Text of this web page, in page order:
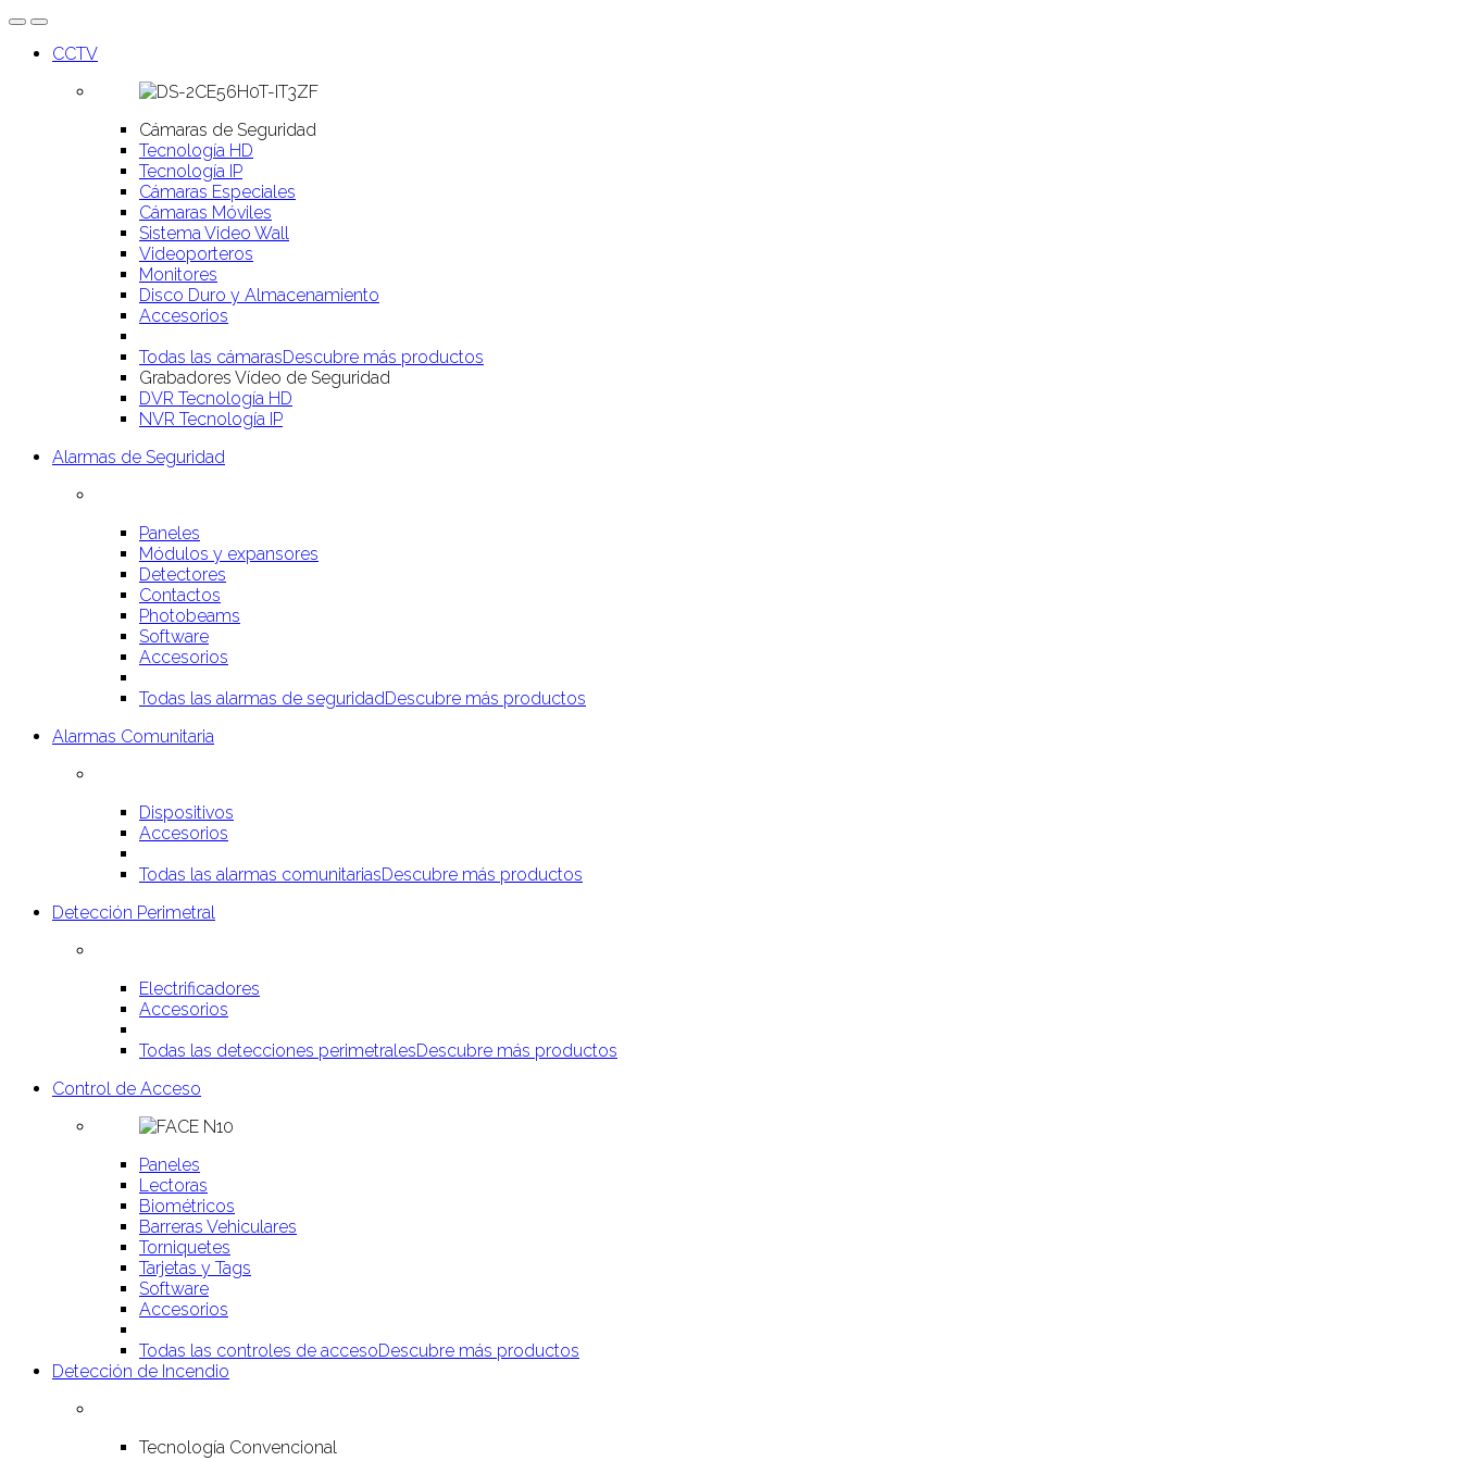
CCTV
Cámaras de Seguridad
Tecnología HD
Tecnología IP
Cámaras Especiales
Cámaras Móviles
Sistema Video Wall
Videoporteros
Monitores
Disco Duro y Almacenamiento
Accesorios
Todas las cámarasDescubre más productos
Grabadores Vídeo de Seguridad
DVR Tecnología HD
NVR Tecnología IP
Alarmas de Seguridad
Paneles
Módulos y expansores
Detectores
Contactos
Photobeams
Software
Accesorios
Todas las alarmas de seguridadDescubre más productos
Alarmas Comunitaria
Dispositivos
Accesorios
Todas las alarmas comunitariasDescubre más productos
Detección Perimetral
Electrificadores
Accesorios
Todas las detecciones perimetralesDescubre más productos
Control de Acceso
Paneles
Lectoras
Biométricos
Barreras Vehiculares
Torniquetes
Tarjetas y Tags
Software
Accesorios
Todas las controles de accesoDescubre más productos
Detección de Incendio
Tecnología Convencional